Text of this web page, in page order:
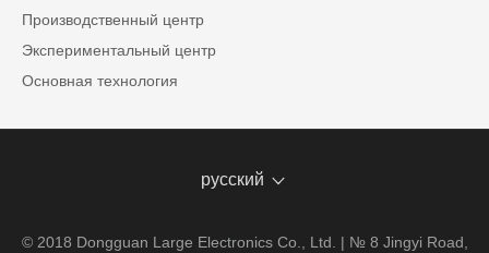
Производственный центр
Экспериментальный центр
Основная технология
русский
© 2018 Dongguan Large Electronics Co., Ltd. | № 8 Jingyi Road,